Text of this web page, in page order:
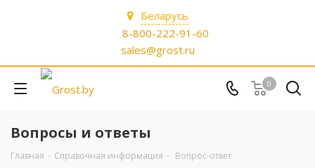
Беларусь
8-800-222-91-60
sales@grost.ru
0
Вопросы и ответы
Главная - Справочная информация - Вопрос-ответ